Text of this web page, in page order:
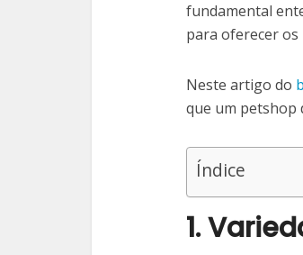
fundamental
para oferecer os
Neste artigo do
que um petshop
Índice
1.